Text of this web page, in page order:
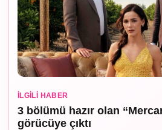
İLGILI HABER
3 bölümü hazır olan
görücüye çıktı